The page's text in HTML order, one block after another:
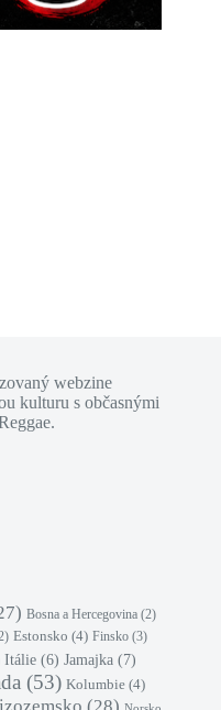
webzine
kulturu s občasnými
Bosna a Hercegovina (2)
Estonsko (4) Finsko (3)
Itálie (6) Jamajka (7)
(53) Kolumbie (4)